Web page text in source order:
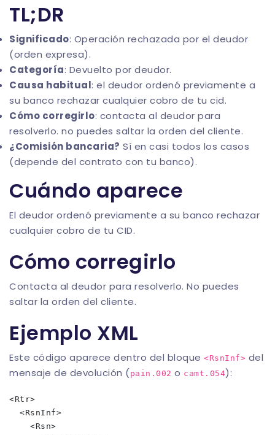
TL;DR
Significado: Operación rechazada por el deudor
(orden expresa).
Categoría: Devuelto por deudor.
Causa habitual: el deudor ordenó previamente a
su banco rechazar cualquier cobro de tu cid.
Cómo corregirlo: contacta al deudor para
resolverlo. no puedes saltar la orden del cliente.
¿Comisión bancaria? Sí en casi todos los casos
(depende del contrato con tu banco).
Cuándo aparece
El deudor ordenó previamente a su banco rechazar
cualquier cobro de tu CID.
Cómo corregirlo
Contacta al deudor para resolverlo. No puedes
saltar la orden del cliente.
Ejemplo XML
Este código aparece dentro del bloque <RsnInf> del
mensaje de devolución (pain.002 o camt.054):
<Rtr>